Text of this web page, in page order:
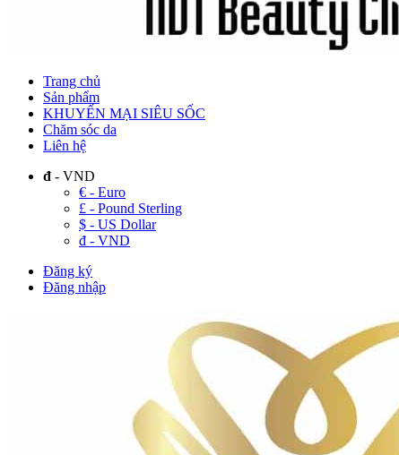
Trang chủ
Sản phẩm
KHUYẾN MẠI SIÊU SỐC
Chăm sóc da
Liên hệ
đ - VND
€ - Euro
£ - Pound Sterling
$ - US Dollar
đ - VND
Đăng ký
Đăng nhập